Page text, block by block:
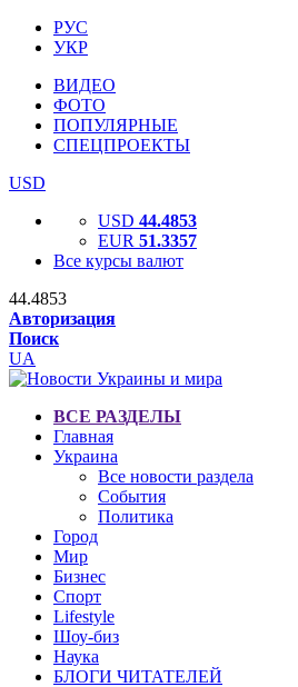
РУС
УКР
ВИДЕО
ФОТО
ПОПУЛЯРНЫЕ
СПЕЦПРОЕКТЫ
USD
USD 44.4853
EUR 51.3357
Все курсы валют
44.4853
Авторизация
Поиск
UA
ВСЕ РАЗДЕЛЫ
Главная
Украина
Все новости раздела
События
Политика
Город
Мир
Бизнес
Спорт
Lifestyle
Шоу-биз
Наука
БЛОГИ ЧИТАТЕЛЕЙ